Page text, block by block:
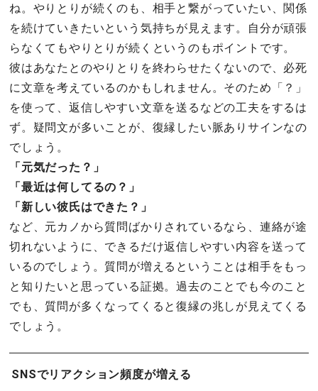
ね。やりとりが続くのも、相手と繋がっていたい、関係
を続けていきたいという気持ちが見えます。自分が頑張
らなくてもやりとりが続くというのもポイントです。
彼はあなたとのやりとりを終わらせたくないので、必死
に文章を考えているのかもしれません。そのため「？」
を使って、返信しやすい文章を送るなどの工夫をするは
ず。疑問文が多いことが、復縁したい脈ありサインなの
でしょう。
「元気だった？」
「最近は何してるの？」
「新しい彼氏はできた？」
など、元カノから質問ばかりされているなら、連絡が途
切れないように、できるだけ返信しやすい内容を送って
いるのでしょう。質問が増えるということは相手をもっ
と知りたいと思っている証拠。過去のことでも今のこと
でも、質問が多くなってくると復縁の兆しが見えてくる
でしょう。
SNSでリアクション頻度が増える